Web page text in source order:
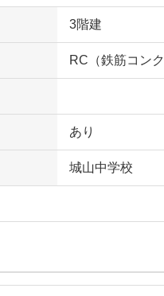
3階建
RC（鉄筋コンク
あり
城山中学校